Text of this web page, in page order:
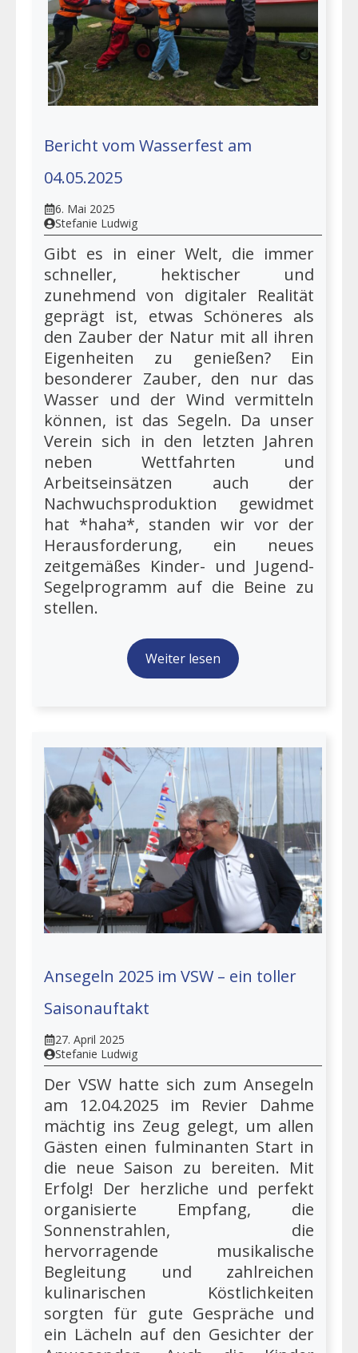
Bericht vom Wasserfest am
04.05.2025
6. Mai 2025
Stefanie Ludwig
Gibt es in einer Welt, die immer
schneller, hektischer und
zunehmend von digitaler Realität
geprägt ist, etwas Schöneres als
den Zauber der Natur mit all ihren
Eigenheiten zu genießen? Ein
besonderer Zauber, den nur das
Wasser und der Wind vermitteln
können, ist das Segeln. Da unser
Verein sich in den letzten Jahren
neben Wettfahrten und
Arbeitseinsätzen auch der
Nachwuchsproduktion gewidmet
hat *haha*, standen wir vor der
Herausforderung, ein neues
zeitgemäßes Kinder- und Jugend-
Segelprogramm auf die Beine zu
stellen.
Weiter lesen
Ansegeln 2025 im VSW – ein toller
Saisonauftakt
27. April 2025
Stefanie Ludwig
Der VSW hatte sich zum Ansegeln
am 12.04.2025 im Revier Dahme
mächtig ins Zeug gelegt, um allen
Gästen einen fulminanten Start in
die neue Saison zu bereiten. Mit
Erfolg! Der herzliche und perfekt
organisierte Empfang, die
Sonnenstrahlen, die
hervorragende musikalische
Begleitung und zahlreichen
kulinarischen Köstlichkeiten
sorgten für gute Gespräche und
ein Lächeln auf den Gesichter der